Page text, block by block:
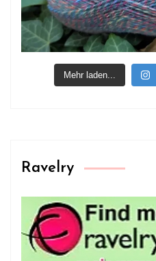
Mehr laden...
Ravelry